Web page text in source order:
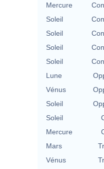
Mercure
Soleil
Soleil
Soleil
Soleil
Lune
Vénus
Soleil
Soleil
Mercure
Mars
Vénus